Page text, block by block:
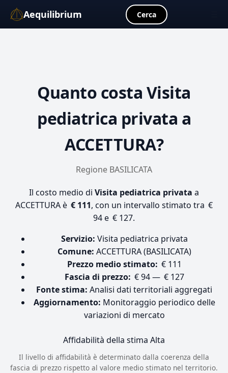
Aequilibrium Cerca
Quanto costa Visita
pediatrica privata a
ACCETTURA?
Regione BASILICATA
Il costo medio di Visita pediatrica privata a
ACCETTURA è € 111, con un intervallo stimato tra €
94 e € 127.
Servizio: Visita pediatrica privata
Comune: ACCETTURA (BASILICATA)
Prezzo medio stimato: € 111
Fascia di prezzo: € 94 — € 127
Fonte stima: Analisi dati territoriali aggregati
Aggiornamento: Monitoraggio periodico delle
variazioni di mercato
Affidabilità della stima Alta
Il livello di affidabilità è determinato dalla coerenza della
fascia di prezzo rispetto al valore medio stimato nel territorio.